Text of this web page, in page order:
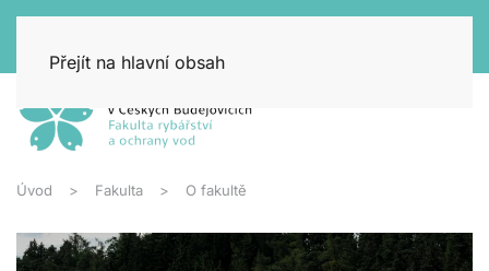
Přejít na hlavní obsah
Úvod Fakulta O fakultě